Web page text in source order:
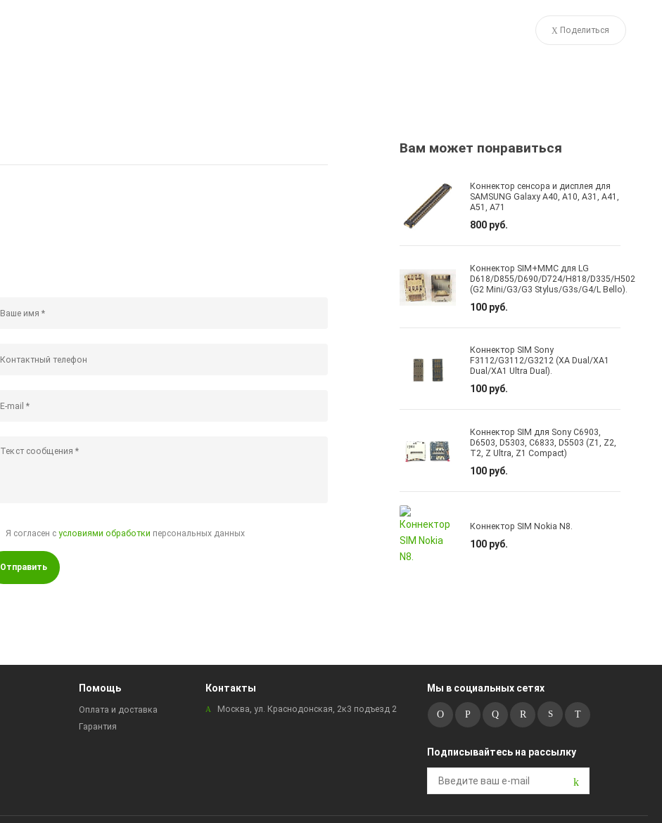
Поделиться
Я согласен сусловиями обработки персональных данных
Отправить
Вам может понравиться
Коннектор сенсора и дисплея для
SAMSUNG Galaxy A40, A10, A31, A41,
A51, A71
800 руб.
Коннектор SIM+MMC для LG
D618/D855/D690/D724/H818/D335/H502
(G2 Mini/G3/G3 Stylus/G3s/G4/L Bello).
100 руб.
Коннектор SIM Sony
F3112/G3112/G3212 (XA Dual/XA1
Dual/XA1 Ultra Dual).
100 руб.
Коннектор SIM для Sony C6903,
D6503, D5303, C6833, D5503 (Z1, Z2,
T2, Z Ultra, Z1 Compact)
100 руб.
Коннектор SIM Nokia N8.
100 руб.
Помощь
Оплата и доставка
Гарантия
Контакты
Москва, ул. Краснодонская, 2к3 подъезд 2
Мы в социальных сетях
Подписывайтесь на рассылку